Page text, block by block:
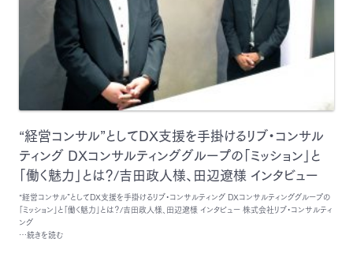
“経営コンサル”としてDX支援を手掛けるリブ・コンサル
ティング DXコンサルティンググループの「ミッション」と
「働く魅力」とは？/吉田政人様、田辺遼様 インタビュー
“経営コンサル”としてDX支援を手掛けるリブ・コンサルティング DXコンサルティンググループの
「ミッション」と「働く魅力」とは？/吉田政人様、田辺遼様 インタビュー 株式会社リブ・コンサルティ
ング
…続きを読む